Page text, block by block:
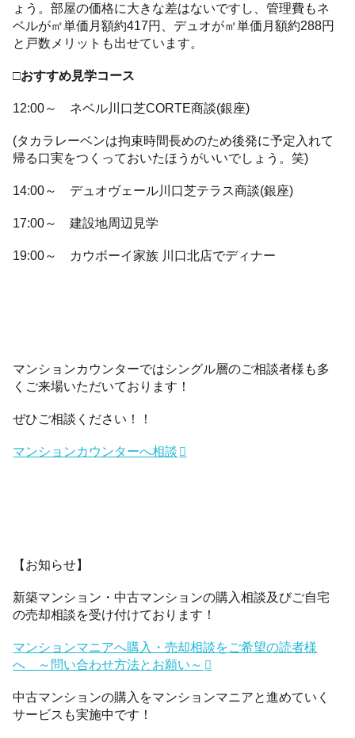
ょう。部屋の価格に大きな差はないですし、管理費もネ
ベルが㎡単価月額約417円、デュオが㎡単価月額約288円
と戸数メリットも出せています。
□おすすめ見学コース
12:00～ ネベル川口芝CORTE商談(銀座)
(タカラレーベンは拘束時間長めのため後発に予定入れて
帰る口実をつくっておいたほうがいいでしょう。笑)
14:00～ デュオヴェール川口芝テラス商談(銀座)
17:00～ 建設地周辺見学
19:00～ カウボーイ家族 川口北店でディナー
マンションカウンターではシングル層のご相談者様も多
くご来場いただいております！
ぜひご相談ください！！
マンションカウンターへ相談
【お知らせ】
新築マンション・中古マンションの購入相談及びご自宅
の売却相談を受け付けております！
マンションマニアへ購入・売却相談をご希望の読者様
へ ～問い合わせ方法とお願い～
中古マンションの購入をマンションマニアと進めていく
サービスも実施中です！